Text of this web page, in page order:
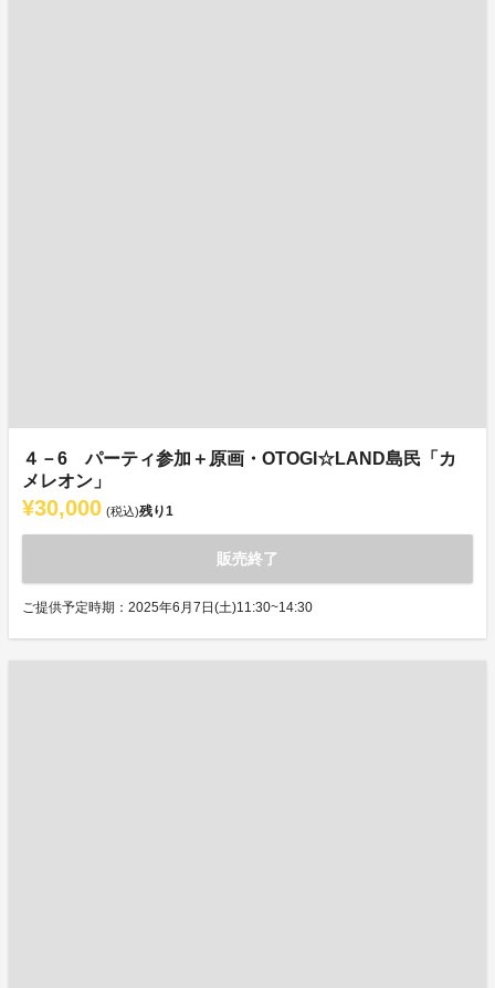
４－6 パーティ参加＋原画・OTOGI☆LAND島民「カ
メレオン」
¥30,000 (税込)残り1
販売終了
ご提供予定時期：2025年6月7日(土)11:30~14:30